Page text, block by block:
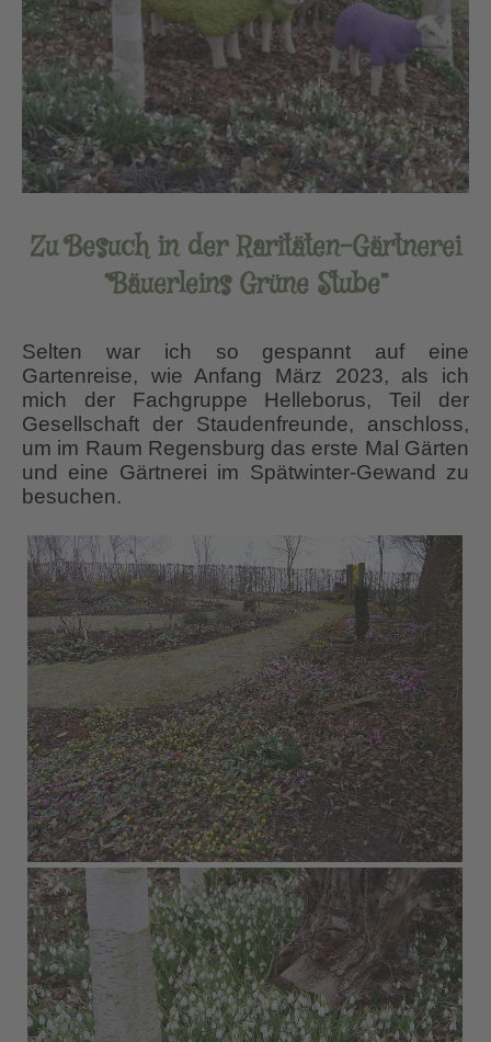
Zu Besuch in der Raritäten-Gärtnerei
“Bäuerleins Grüne Stube”
Selten war ich so gespannt auf eine
Gartenreise, wie Anfang März 2023, als ich
mich der Fachgruppe Helleborus, Teil der
Gesellschaft der Staudenfreunde, anschloss,
um im Raum Regensburg das erste Mal Gärten
und eine Gärtnerei im Spätwinter-Gewand zu
besuchen.